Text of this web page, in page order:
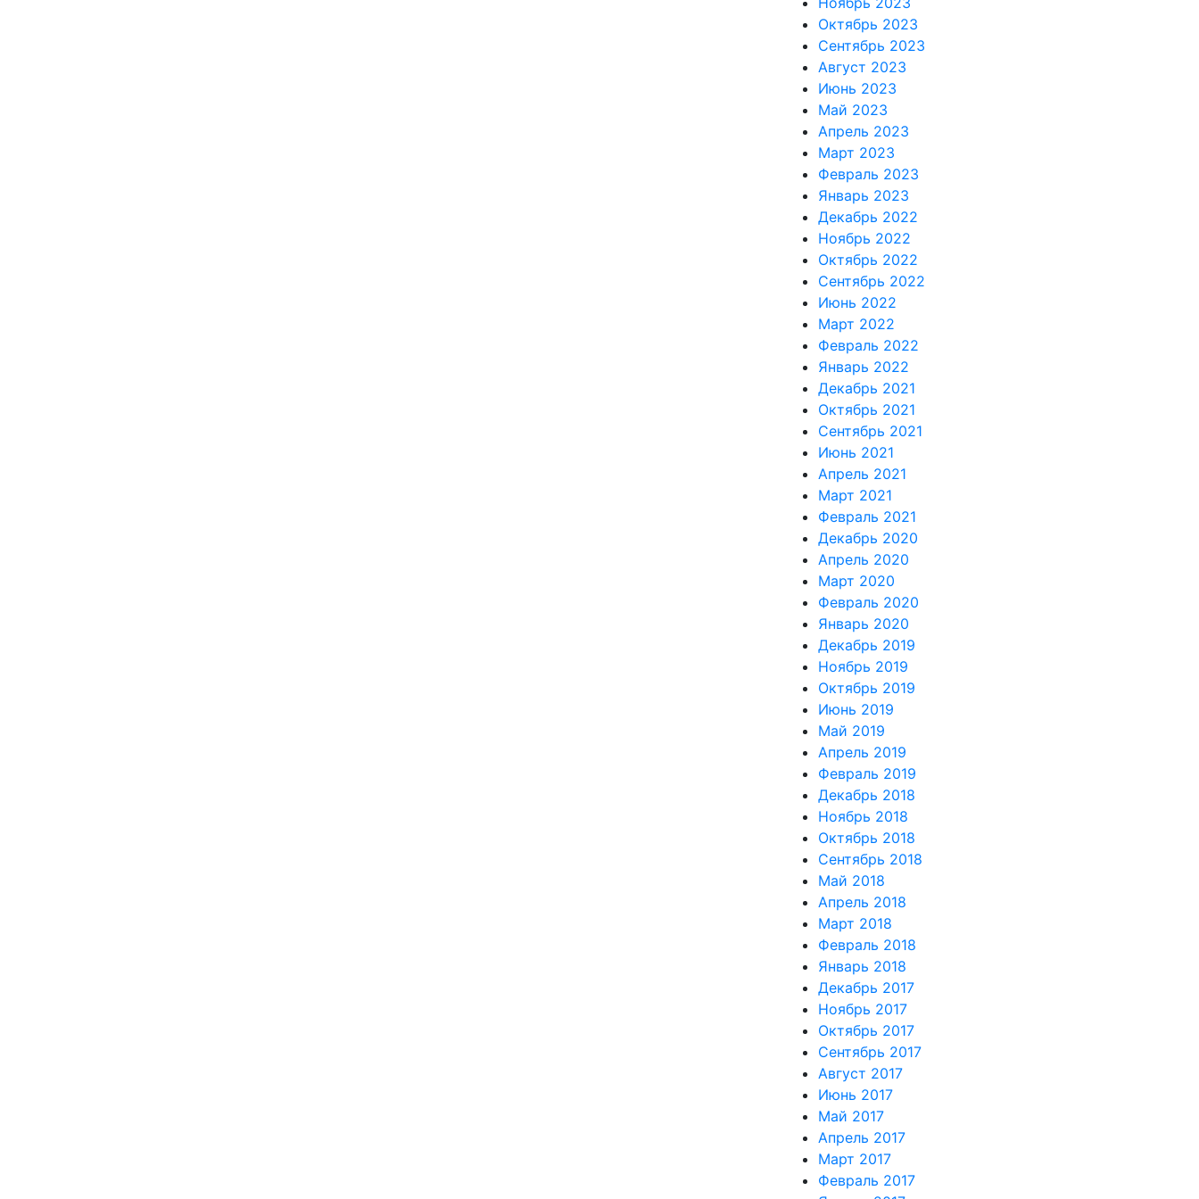
Октябрь 2023
Сентябрь 2023
Август 2023
Июнь 2023
Май 2023
Апрель 2023
Март 2023
Февраль 2023
Январь 2023
Декабрь 2022
Ноябрь 2022
Октябрь 2022
Сентябрь 2022
Июнь 2022
Март 2022
Февраль 2022
Январь 2022
Декабрь 2021
Октябрь 2021
Сентябрь 2021
Июнь 2021
Апрель 2021
Март 2021
Февраль 2021
Декабрь 2020
Апрель 2020
Март 2020
Февраль 2020
Январь 2020
Декабрь 2019
Ноябрь 2019
Октябрь 2019
Июнь 2019
Май 2019
Апрель 2019
Февраль 2019
Декабрь 2018
Ноябрь 2018
Октябрь 2018
Сентябрь 2018
Май 2018
Апрель 2018
Март 2018
Февраль 2018
Январь 2018
Декабрь 2017
Ноябрь 2017
Октябрь 2017
Сентябрь 2017
Август 2017
Июнь 2017
Май 2017
Апрель 2017
Март 2017
Февраль 2017